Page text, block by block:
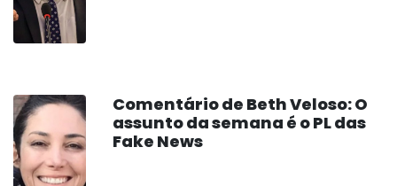
Comentário de Beth Veloso: O
assunto da semana é o PL das
Fake News